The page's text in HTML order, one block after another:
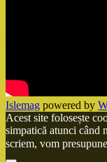
Islemag powered by
Acest site folosește
simpatică atunci când
scriem, vom